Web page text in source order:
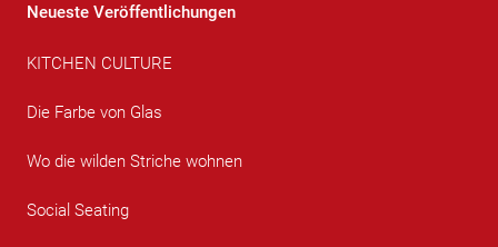
Neueste Veröffentlichungen
KITCHEN CULTURE
Die Farbe von Glas
Wo die wilden Striche wohnen
Social Seating